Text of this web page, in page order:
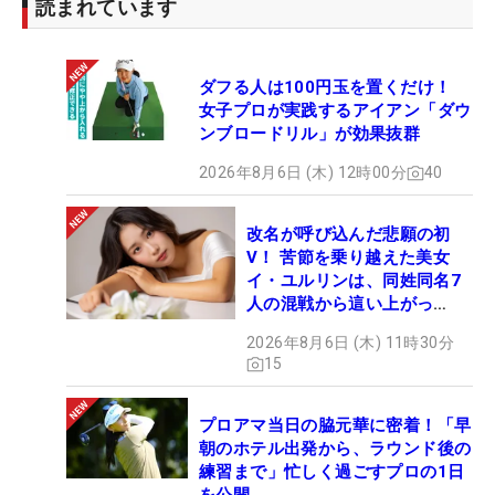
読まれています
ダフる人は100円玉を置くだけ！
女子プロが実践するアイアン「ダウ
ンブロードリル」が効果抜群
2026年8月6日 (木) 12時00分 40
改名が呼び込んだ悲願の初
V！ 苦節を乗り越えた美女
イ・ユルリンは、同姓同名7
人の混戦から這い上がっ
2026年8月6日 (木) 11時30分
15
プロアマ当日の脇元華に密着！「早
朝のホテル出発から、ラウンド後の
練習まで」忙しく過ごすプロの1日